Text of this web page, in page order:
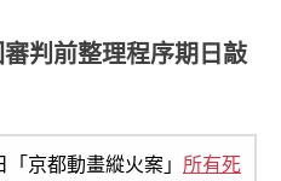
判前整理程序期日敲
京都動畫縱火案」 所有死